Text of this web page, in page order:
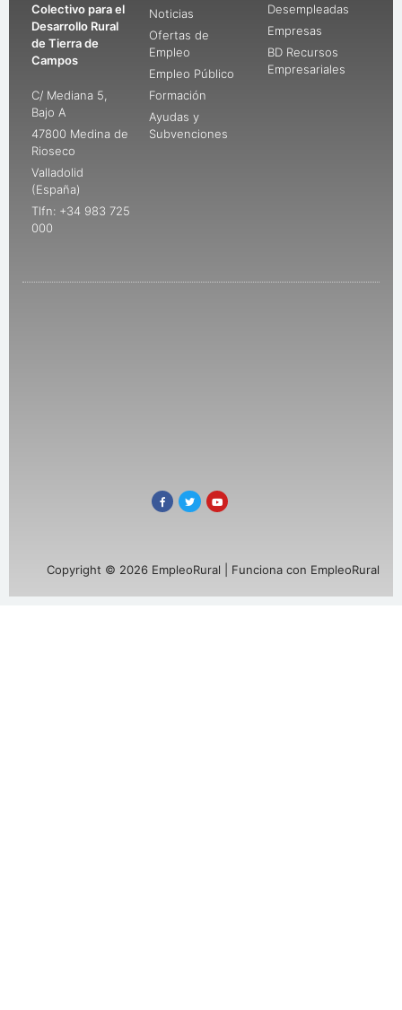
Colectivo para el
Desarrollo Rural
de Tierra de
Campos
C/ Mediana 5,
Bajo A
47800 Medina de
Rioseco
Valladolid
(España)
Tlfn: +34 983 725
000
Noticias
Ofertas de
Empleo
Empleo Público
Formación
Ayudas y
Subvenciones
Desempleadas
Empresas
BD Recursos
Empresariales
Copyright © 2026 EmpleoRural | Funciona con EmpleoRural